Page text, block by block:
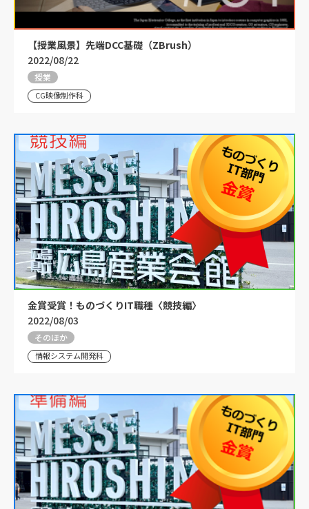
【授業風景】先端DCC基礎（ZBrush）
2022/08/22
授業
CG映像制作科
金賞受賞！ものづくりIT職種〈競技編〉
2022/08/03
そのほか
情報システム開発科